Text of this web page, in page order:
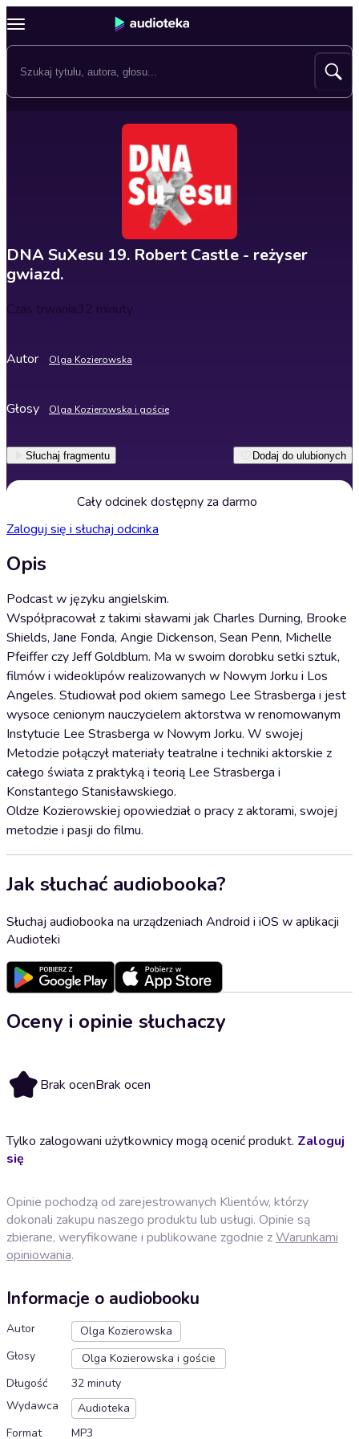
DNA SuXesu 19. Robert Castle - reżyser
gwiazd.
Czas trwania32 minuty
Autor Olga Kozierowska
Głosy Olga Kozierowska i goście
Słuchaj fragmentu Dodaj do ulubionych
Cały odcinek dostępny za darmo
Zaloguj się i słuchaj odcinka
Opis
Podcast w języku angielskim.
Współpracował z takimi sławami jak Charles Durning, Brooke
Shields, Jane Fonda, Angie Dickenson, Sean Penn, Michelle
Pfeiffer czy Jeff Goldblum. Ma w swoim dorobku setki sztuk,
filmów i wideoklipów realizowanych w Nowym Jorku i Los
Angeles. Studiował pod okiem samego Lee Strasberga i jest
wysoce cenionym nauczycielem aktorstwa w renomowanym
Instytucie Lee Strasberga w Nowym Jorku. W swojej
Metodzie połączył materiały teatralne i techniki aktorskie z
całego świata z praktyką i teorią Lee Strasberga i
Konstantego Stanisławskiego.
Oldze Kozierowskiej opowiedział o pracy z aktorami, swojej
metodzie i pasji do filmu.
Jak słuchać audiobooka?
Słuchaj audiobooka na urządzeniach Android i iOS w aplikacji
Audioteki
Oceny i opinie słuchaczy
Brak ocenBrak ocen
Tylko zalogowani użytkownicy mogą ocenić produkt. Zaloguj
się
Opinie pochodzą od zarejestrowanych Klientów, którzy
dokonali zakupu naszego produktu lub usługi. Opinie są
zbierane, weryfikowane i publikowane zgodnie zWarunkami
opiniowania.
Informacje o audiobooku
Autor
Olga Kozierowska
Głosy
Olga Kozierowska i goście
Długość
32 minuty
Wydawca
Audioteka
Format
MP3